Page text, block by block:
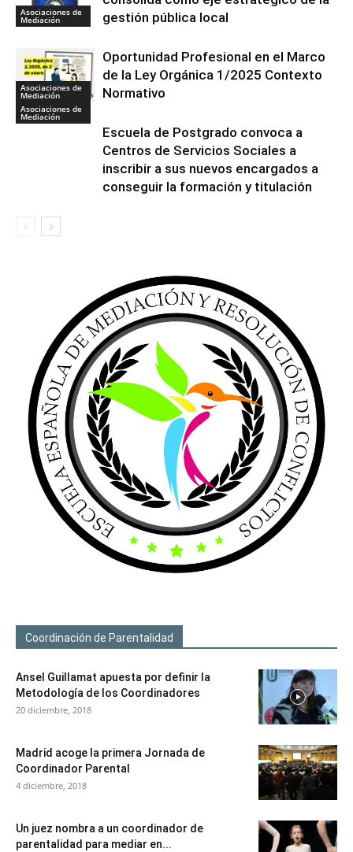
Asociaciones de
Mediación
gestión pública local
Asociaciones de
Mediación
Oportunidad Profesional en el Marco
de la Ley Orgánica 1/2025 Contexto
Normativo
Asociaciones de
Mediación
Escuela de Postgrado convoca a
Centros de Servicios Sociales a
inscribir a sus nuevos encargados a
conseguir la formación y titulación
Coordinación de Parentalidad
Ansel Guillamat apuesta por definir la
Metodología de los Coordinadores
20 diciembre, 2018
Madrid acoge la primera Jornada de
Coordinador Parental
4 diciembre, 2018
Un juez nombra a un coordinador de
parentalidad para mediar en...